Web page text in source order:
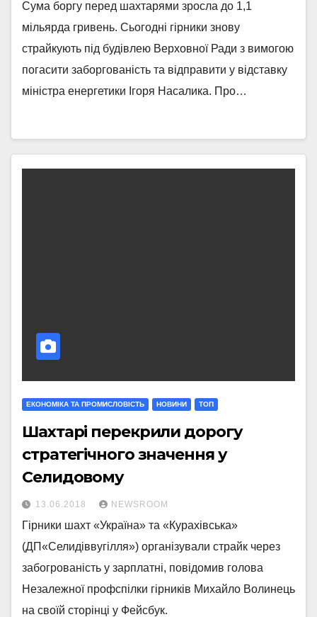
Сума боргу перед шахтарями зросла до 1,1
мільярда гривень. Сьогодні гірники знову
страйкують під будівлею Верховної Ради з вимогою
погасити заборгованість та відправити у відставку
міністра енергетики Ігоря Насалика. Про…
ЕКОНОМІКА ТА ПРОМИСЛОВІСТЬ НОВИНИ ТОП
Шахтарі перекрили дорогу
стратегічного значення у
Селидовому
13.06.2018 NEWSROOM
Гірники шахт «Україна» та «Курахівська»
(ДП«Селидіввугілля») організували страйк через
забогрованість у зарплатні, повідомив голова
Незалежної профспілки гірників Михайло Волинець
на своїй сторінці у Фейсбук.